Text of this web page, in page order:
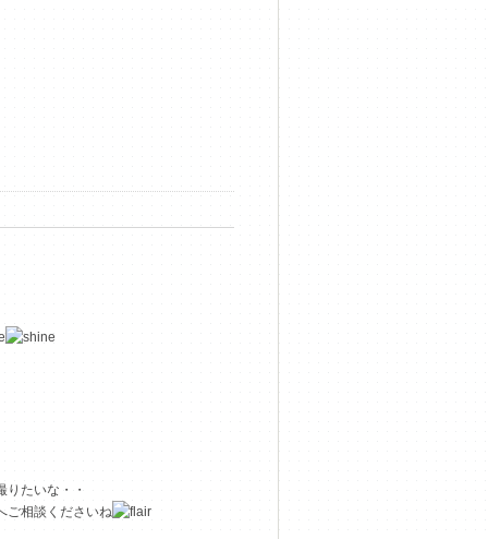
たいな・・
ご相談くださいね